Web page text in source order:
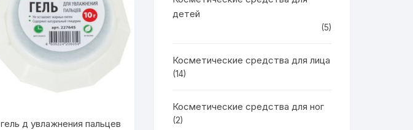
гель д увлажнения пальцев
детей
(5)
Косметические средства для лица
(14)
Косметические средства для ног
(2)